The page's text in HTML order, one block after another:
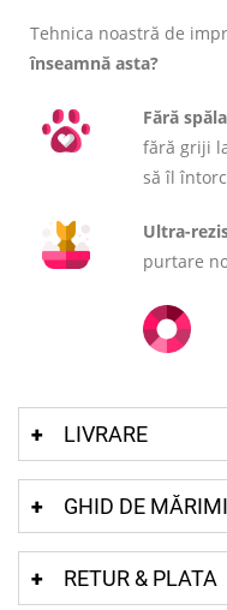
Tehnica noastră de
înseamnă asta?
Fără
fără griji
să îl
Ultra-
purtare
LIVRARE
GHID DE MĂRIMI
RETUR & PLATA